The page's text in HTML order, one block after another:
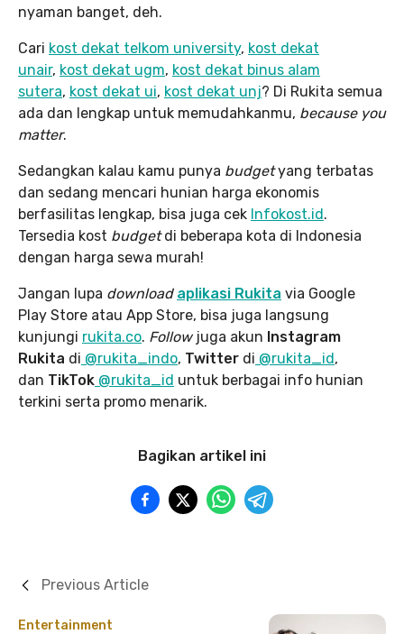
nyaman banget, deh.
Cari kost dekat telkom university, kost dekat
unair, kost dekat ugm, kost dekat binus alam
sutera, kost dekat ui, kost dekat unj? Di Rukita semua
ada dan lengkap untuk memudahkanmu, because you
matter.
Sedangkan kalau kamu punya budgetyang terbatas
dan sedang mencari hunian harga ekonomis
berfasilitas lengkap, bisa juga cek Infokost.id.
Tersedia kost budgetdi beberapa kota di Indonesia
dengan harga sewa murah!
Jangan lupa download aplikasi Rukita via Google
Play Store atau App Store, bisa juga langsung
kunjungi rukita.co. Followjuga akun Instagram
Rukita di @rukita_indo, Twitter di @rukita_id,
dan TikTok @rukita_id untuk berbagai info hunian
terkini serta promo menarik.
Bagikan artikel ini
Entertainment
Previous Article